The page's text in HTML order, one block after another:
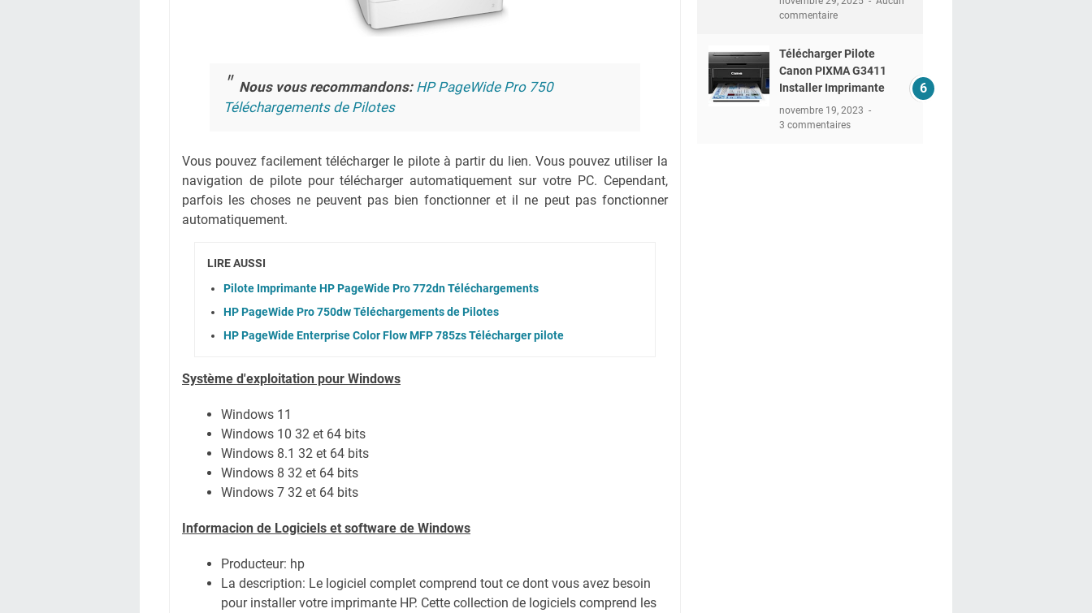
Nous vous recommandons: HP PageWide Pro 750
Téléchargements de Pilotes
Vous pouvez facilement télécharger le pilote à partir du lien.Vous pouvez utiliser la
navigation de pilote pour télécharger automatiquement sur votre PC. Cependant,
parfois les choses ne peuvent pas bien fonctionner et il ne peut pas fonctionner
automatiquement.
LIRE AUSSI
Pilote Imprimante HP PageWide Pro 772dn Téléchargements
HP PageWide Pro 750dw Téléchargements de Pilotes
HP PageWide Enterprise Color Flow MFP 785zs Télécharger pilote
Système d'exploitation pour Windows
Windows 11
Windows 10 32 et 64 bits
Windows 8.1 32 et 64 bits
Windows 8 32 et 64 bits
Windows 7 32 et 64 bits
Informacion de Logiciels et software de Windows
Producteur: hp
La description: Le logiciel complet comprend tout ce dont vous avez besoin
pour installer votre imprimante HP. Cette collection de logiciels comprend les
commentaire
Télécharger Pilote
Canon PIXMA G3411
Installer Imprimante
novembre 19, 2023
3 commentaires